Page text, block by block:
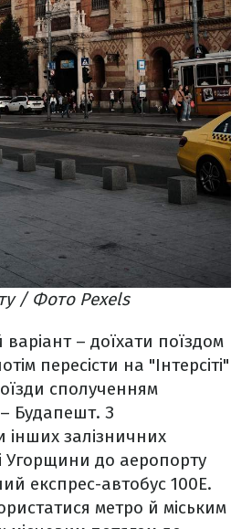
/ Фото Pexels
– доїхати поїздом
пересісти на "Інтерсіті"
сполученням
Будапешт. З
інших залізничних
Угорщини до аеропорту
експрес-автобус 100E.
метро й міським